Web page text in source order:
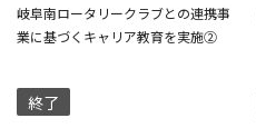
岐阜南ロータリークラブとの連携事
業に基づくキャリア教育を実施②
終了